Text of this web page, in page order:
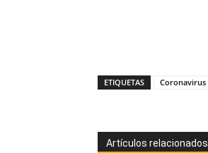
ETIQUETAS Coronavirus
Artículos relacionados